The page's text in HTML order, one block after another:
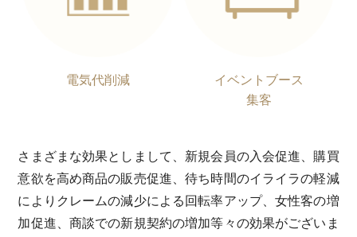
電気代削減
イベントブース
集客
さまざまな効果としまして、新規会員の入会促進、購買
意欲を高め商品の販売促進、待ち時間のイライラの軽減
によりクレームの減少による回転率アップ、女性客の増
加促進、商談での新規契約の増加等々の効果がございま